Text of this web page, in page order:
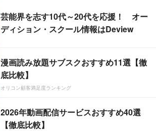
芸能界を志す10代～20代を応援！ オー
ディション・スクール情報はDeview
漫画読み放題サブスクおすすめ11選【徹
底比較】
オリコン顧客満足度ランキング
2026年動画配信サービスおすすめ40選
【徹底比較】